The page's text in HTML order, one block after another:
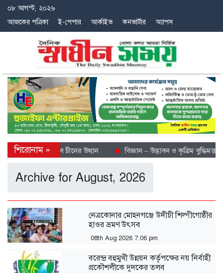
০৮ আগস্ট, ২০২৬
আজকের পত্রিকা
ই-পেপার আর্কাইভ কনভার্টার অ্যাপস
গন্তব্য হিসেবে চীনের উত্থান বিজ্ঞান – উদ্ভাবন ও কৃত্রিম বুদ্ধিমত্তায়
Archive for August, 2026
নেত্রকোনার মোহনগঞ্জে উদীচী শিল্পীগোষ্ঠীর
হাওর ভ্রমণ উৎসব
08th Aug 2026 7:06 pm
বরেন্দ্র বহুমুখী উন্নয়ন কর্তৃপক্ষের নয় নির্বাহী
প্রকৌশলীকে দুদকের তলব